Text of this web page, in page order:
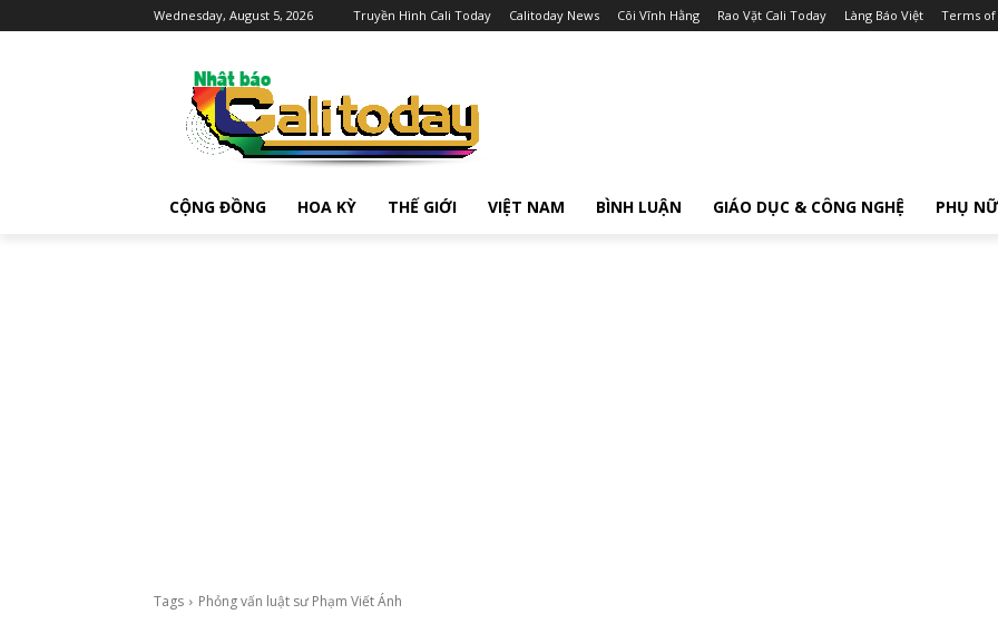
Wednesday, August 5, 2026 Truyền Hình Cali Today Calitoday News Cõi Vĩnh Hằng Rao Vặt Cali Today Làng Báo Việt Terms of
CỘNG ĐỒNG HOA KỲ THẾ GIỚI VIỆT NAM BÌNH LUẬN GIÁO DỤC & CÔNG NGHỆ PHỤ NỮ
Tags Phỏng vấn luật sư Phạm Viết Ánh